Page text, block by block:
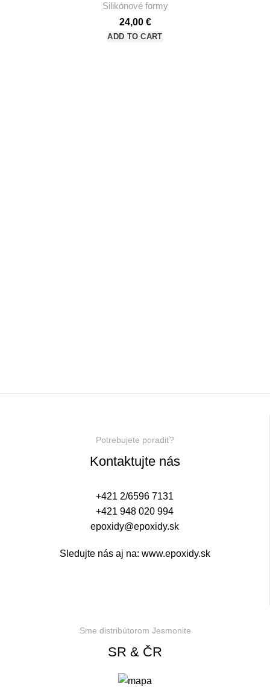
Silikónové formy
24,00 €
ADD TO CART
Potrebujete poradiť?
Kontaktujte nás
+421 2/6596 7131
+421 948 020 994
epoxidy@epoxidy.sk
Sledujte nás aj na: www.epoxidy.sk
Sme distribútorom Jesmonite
SR & ČR